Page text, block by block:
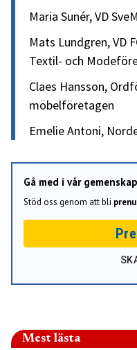
Maria Sunér, VD
Mats Lundgren, VD
Textil- och
Claes Hansson,
möbelföretagen
Emelie Antoni,
Gå med i vår gemenskap
Stöd oss genom att bli
Mest lästa